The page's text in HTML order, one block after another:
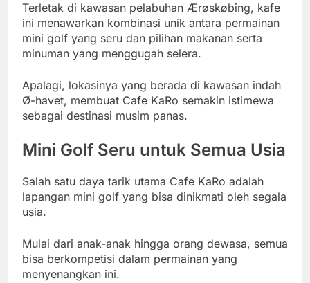
Terletak di kawasan pelabuhan Ærøskøbing, kafe
ini menawarkan kombinasi unik antara permainan
mini golf yang seru dan pilihan makanan serta
minuman yang menggugah selera.
Apalagi, lokasinya yang berada di kawasan indah
Ø-havet, membuat Cafe KaRo semakin istimewa
sebagai destinasi musim panas.
Mini Golf Seru untuk Semua Usia
Salah satu daya tarik utama Cafe KaRo adalah
lapangan mini golf yang bisa dinikmati oleh segala
usia.
Mulai dari anak-anak hingga orang dewasa, semua
bisa berkompetisi dalam permainan yang
menyenangkan ini.